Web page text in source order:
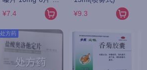
¥18.13
¥13.5